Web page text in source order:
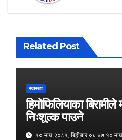
Related Post
स्वास्थ्य
हिमोफिलियाका
निःशुल्क पाउने
१० माघ २०८१, बिहीबार ०८:४७ १०